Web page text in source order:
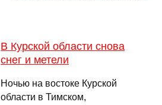
В Курской области снова
снег и метели
Ночью на востоке Курской
области в Тимском,